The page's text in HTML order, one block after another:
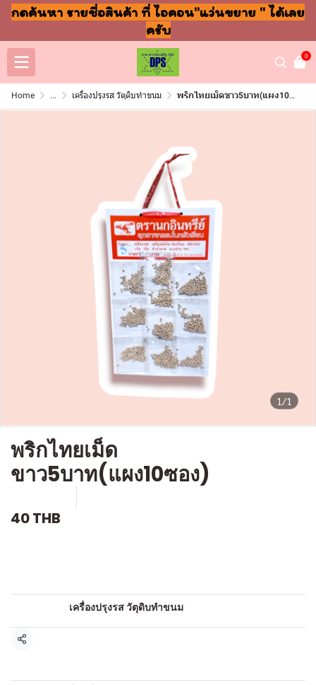
กดค้นหา รายชื่อสินค้า ที่ ไอคอน"แว่นขยาย " ได้เลย
ครับ
0
Home ... เครื่องปรุงรส วัตุดิบทำขนม พริกไทยเม็ดขาว5บาท(แผง10ซอง)
1/1
พริกไทยเม็ด
ขาว5บาท(แผง10ซอง)
40 THB
เครื่องปรุงรส วัตุดิบทำขนม
แชร์